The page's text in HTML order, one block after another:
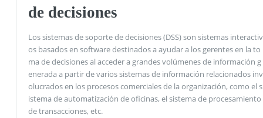
de decisiones
Los sistemas de soporte de decisiones (DSS) son sistemas interactiv
os basados ​​en software destinados a ayudar a los gerentes en la to
ma de decisiones al acceder a grandes volúmenes de información g
enerada a partir de varios sistemas de información relacionados inv
olucrados en los procesos comerciales de la organización, como el s
istema de automatización de oficinas, el sistema de procesamiento
de transacciones, etc.